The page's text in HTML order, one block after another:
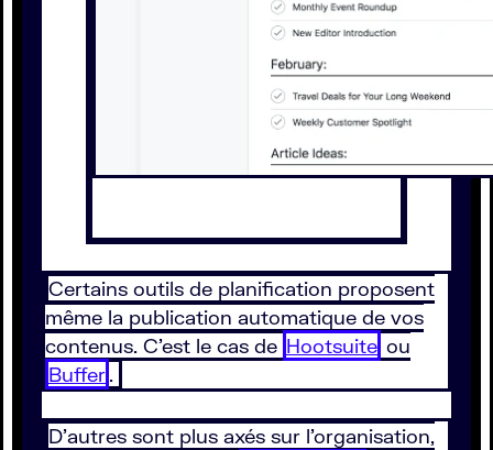
Certains outils de planification proposent
même la publication automatique de vos
contenus. C’est le cas de Hootsuite ou
Buffer.
D’autres sont plus axés sur l’organisation,